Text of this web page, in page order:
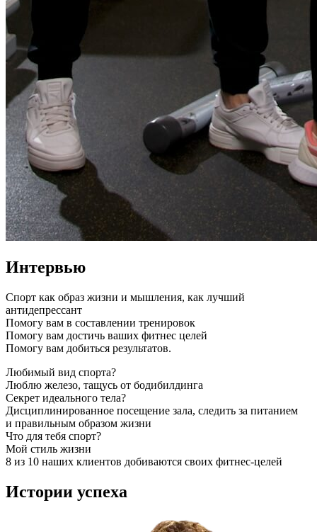
Интервью
Спорт как образ жизни и мышления, как лучший
антидепрессант
Помогу вам в составлении тренировок
Помогу вам достичь ваших фитнес целей
Помогу вам добиться результатов.
Любимый вид спорта?
Люблю железо, тащусь от бодибилдинга
Секрет идеального тела?
Дисциплинированное посещение зала, следить за питанием
и правильным образом жизни
Что для тебя спорт?
Мой стиль жизни
8 из 10 наших клиентов добиваются своих фитнес-целей
Истории успеха